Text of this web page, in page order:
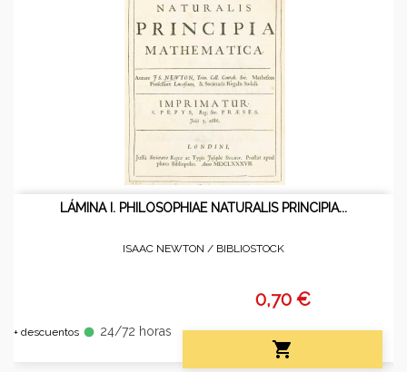
LÁMINA I. PHILOSOPHIAE NATURALIS PRINCIPIA...
ISAAC NEWTON / BIBLIOSTOCK
+ descuentos fiber_manual_record 24/72 horas
0,70 €
